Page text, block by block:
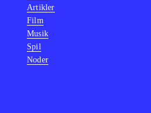
Artikler
Film
Musik
Spil
Noder